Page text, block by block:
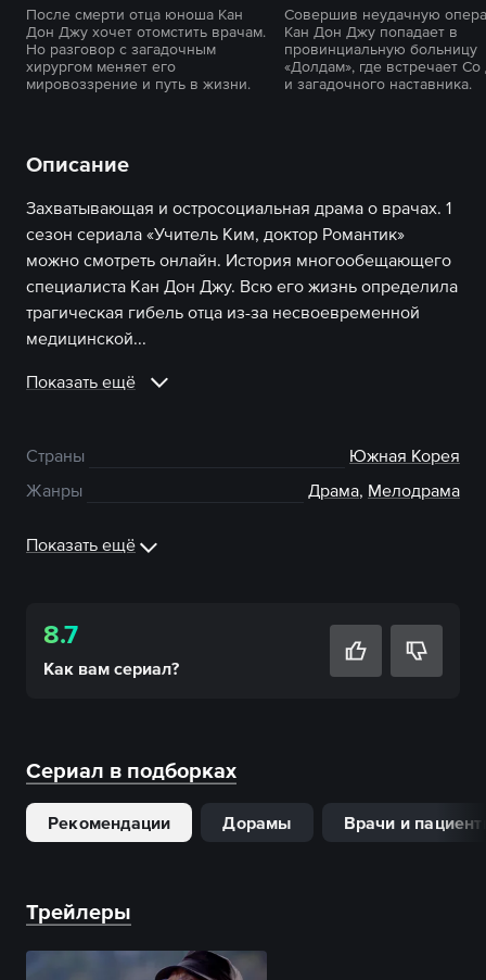
После смерти отца юноша Кан
Дон Джу хочет отомстить врачам.
Но разговор с загадочным
хирургом меняет его
мировоззрение и путь в жизни.
Совершив неудачную
Кан Дон Джу попадает в
провинциальную больницу
«Долдам», где встречает
и загадочного наставника.
Описание
Захватывающая и остросоциальная драма о врачах. 1
сезон сериала «Учитель Ким, доктор Романтик»
можно смотреть онлайн. История многообещающего
специалиста Кан Дон Джу. Всю его жизнь определила
трагическая гибель отца из-за несвоевременной
медицинской...
Показать ещё
Страны
Южная Корея
Жанры
Драма, Мелодрама
Показать ещё
8.7
Как вам сериал?
Сериал в подборках
Рекомендации Дорамы Врачи и
Трейлеры